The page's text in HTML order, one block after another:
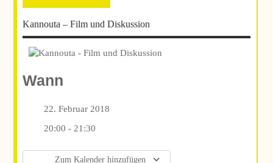
Kannouta – Film und Diskussion
Wann
22. Februar 2018
20:00 - 21:30
Zum Kalender hinzufügen